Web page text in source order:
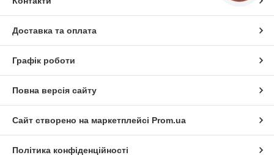
Доставка та оплата
Графік роботи
Повна версія сайту
Сайт створено на маркетплейсі Prom.ua
Політика конфіденційності